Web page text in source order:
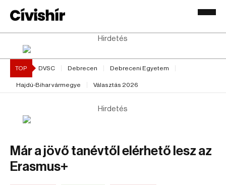
Hirdetés
TOP DVSC Debrecen Debreceni Egyetem
Hajdú-Bihar vármegye Választás 2026
Hirdetés
Már a jövő tanévtől elérhető lesz az
Erasmus+